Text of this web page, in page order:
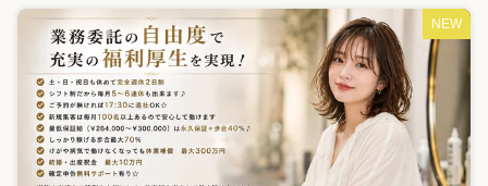
NEW